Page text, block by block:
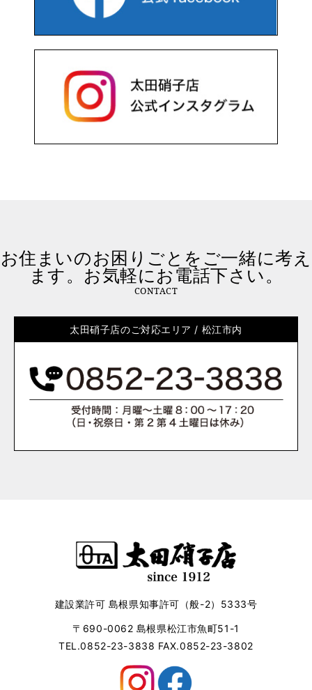
お住まいのお困りごとをご一緒に考え
ます。お気軽にお電話下さい。
CONTACT
太田硝子店のご対応エリア / 松江市内
建設業許可 島根県知事許可（般-2）5333号
〒690-0062 島根県松江市魚町51-1
TEL.0852-23-3838 FAX.0852-23-3802